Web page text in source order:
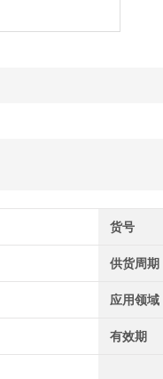
货号
供货周期
应用领域
有效期